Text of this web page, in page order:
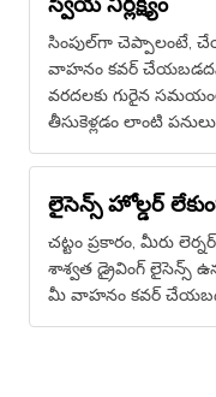
సింపుల్​గా చెప్పాలంటే,
వాహనం కవర్
వరదలకు గురైన
తీసుకెళ్లడం లాంటి
లైసెన్స్ హోల్డర్
చట్టం ప్రకారం, మీరు
శాశ్వత డ్రైవింగ్ లైసెన్స్
మీ వాహనం కవర్